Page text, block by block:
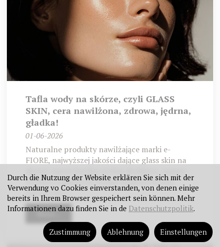
Tafla wody na skórze, czyli GLASS
SKIN, cera nawilżona, zdrowa, jędrna,
gładka!
01-06-2026
Naturalne produkty nawilżające marki e-
FIORE, najwyższej jakości dające glass skin na
wodach roślinnych, kwasie hialuronowym,
pantenolu i...
More...
Durch die Nutzung der Website erklären Sie sich mit der
Verwendung vo Cookies einverstanden, von denen einige
bereits in Ihrem Browser gespeichert sein können. Mehr
Informationen dazu finden Sie in de Datenschutzpolitik.
Einstellungen
Ablehnung
Zustimmung